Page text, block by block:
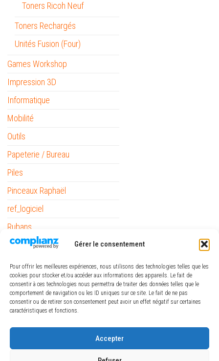
Gérer le consentement
Pour offrir les meilleures expériences, nous utilisons des technologies telles que les
cookies pour stocker et/ou accéder aux informations des appareils. Le fait de
consentir à ces technologies nous permettra de traiter des données telles que le
comportement de navigation ou les ID uniques sur ce site. Le fait de ne pas
consentir ou de retirer son consentement peut avoir un effet négatif sur certaines
caractéristiques et fonctions.
Accepter
Toners Ricoh Neuf
Toners Rechargés
Unités Fusion (Four)
Games Workshop
Impression 3D
Informatique
Mobilité
Outils
Papeterie / Bureau
Piles
Pinceaux Raphaël
ref_logiciel
Rubans
The Army Painter
Minimum Price
Maximum Price
FILTRER